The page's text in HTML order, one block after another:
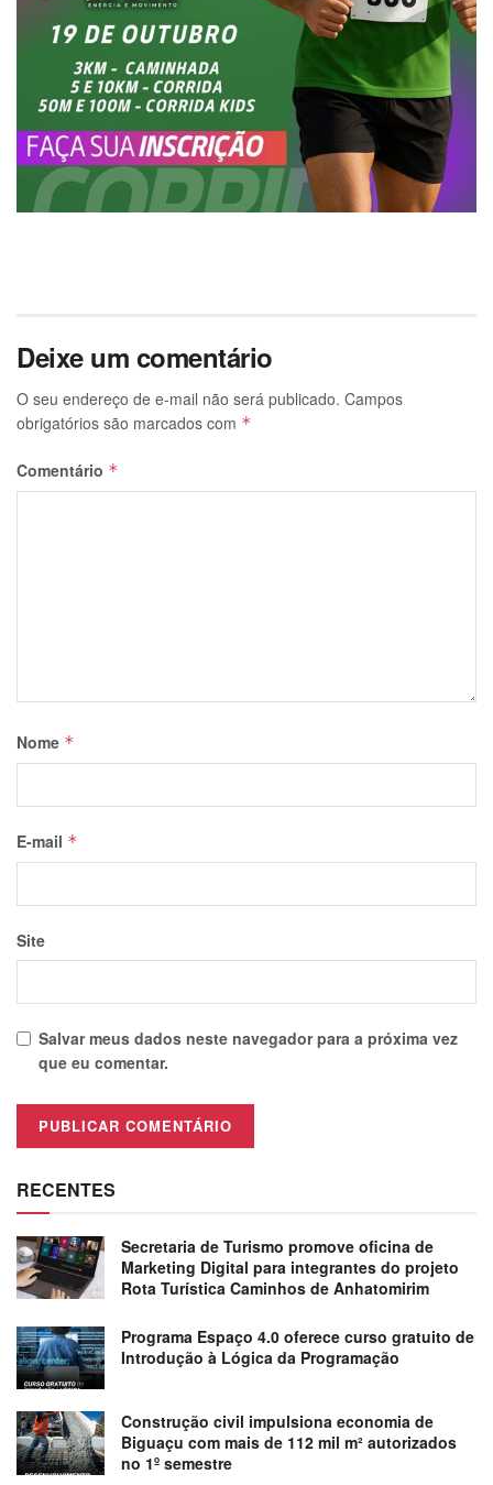
Deixe um comentário
O seu endereço de e-mail não será publicado. Campos
obrigatórios são marcados com *
Comentário *
Nome *
E-mail *
Site
Salvar meus dados neste navegador para a próxima vez
que eu comentar.
RECENTES
Secretaria de Turismo promove oficina de
Marketing Digital para integrantes do projeto
Rota Turística Caminhos de Anhatomirim
Programa Espaço 4.0 oferece curso gratuito de
Introdução à Lógica da Programação
Construção civil impulsiona economia de
Biguaçu com mais de 112 mil m² autorizados
no 1º semestre